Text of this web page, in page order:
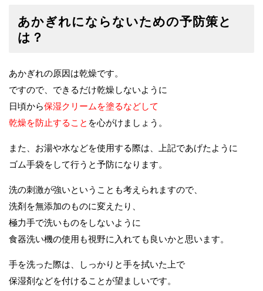
あかぎれにならないための予防策と
は？
あかぎれの原因は乾燥です。
ですので、できるだけ乾燥しないように
日頃から保湿クリームを塗るなどして
乾燥を防止すること を心がけましょう。
また、お湯や水などを使用する際は、上記であげたように
ゴム手袋をして行うと予防になります。
洗の刺激が強いということも考えられますので、
洗剤を無添加のものに変えたり、
極力手で洗いものをしないように
食器洗い機の使用も視野に入れても良いかと思います。
手を洗った際は、しっかりと手を拭いた上で
保湿剤などを付けることが望ましいです。